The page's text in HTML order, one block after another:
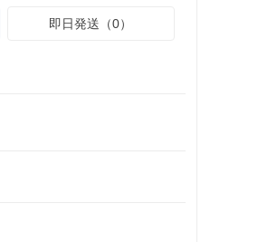
即日発送（0）